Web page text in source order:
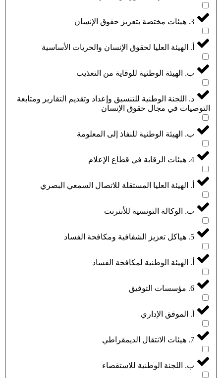
3. هيئات مختصة بتعزيز حقوق الإنسان
أ. الهيئة العليا لحقوق الإنسان والحريات الأساسية
ب. الهيئة الوطنية للوقاية من التعذيب
د. اللجنة الوطنية للتنسيق وإعداد وتقديم التقارير ومتابعة
التوصيات في مجال حقوق الإنسان
ب. الهيئة الوطنية للنفاذ إلى المعلومة
4. هيئات الرقابة في قطاع الإعلام
أ. الهيئة العليا المستقلة للاتصال السمعي البصري
ب. الوكالة التونسية للأنترنت
5. هياكل تعزيز الشفافية ومكافحة الفساد
أ. الهيئة الوطنية لمكافحة الفساد
6. مؤسسات التوفيق
أ. الموفق الإداري
7. هيئات الانتقال الديمقراطي
ب. اللجنة الوطنية للاستقصاء